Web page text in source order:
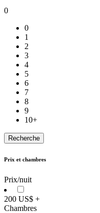
0
0
1
2
3
4
5
6
7
8
9
10+
Prix et chambres
Prix/nuit
200 US$ +
Chambres